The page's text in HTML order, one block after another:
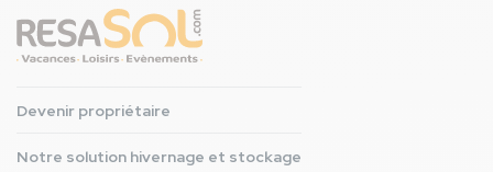
Devenir propriétaire
Notre solution hivernage et stockage